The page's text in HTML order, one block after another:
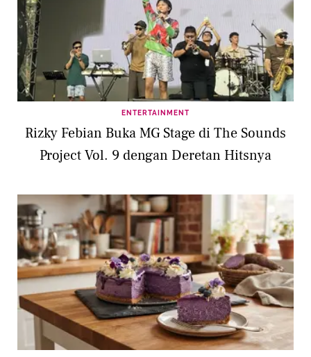
ENTERTAINMENT
Rizky Febian Buka MG Stage di The Sounds
Project Vol. 9 dengan Deretan Hitsnya